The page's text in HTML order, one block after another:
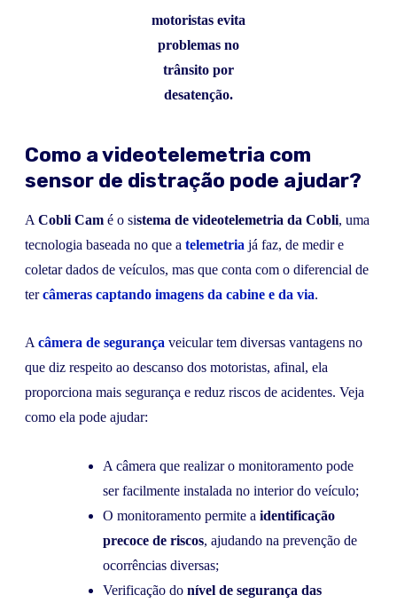
motoristas evita
problemas no
trânsito por
desatenção.
Como a videotelemetria com
sensor de distração pode ajudar?
A Cobli Cam é o sistema de videotelemetria da Cobli, uma
tecnologia baseada no que a telemetria já faz, de medir e
coletar dados de veículos, mas que conta com o diferencial de
tercâmeras captando imagens da cabine e da via.
Acâmera de segurança veicular tem diversas vantagens no
que diz respeito ao descanso dos motoristas, afinal, ela
proporciona mais segurança e reduz riscos de acidentes. Veja
como ela pode ajudar:
A câmera que realizar o monitoramento pode
ser facilmente instalada no interior do veículo;
O monitoramento permite a identificação
precoce de riscos, ajudando na prevenção de
ocorrências diversas;
Verificação do nível de segurança das